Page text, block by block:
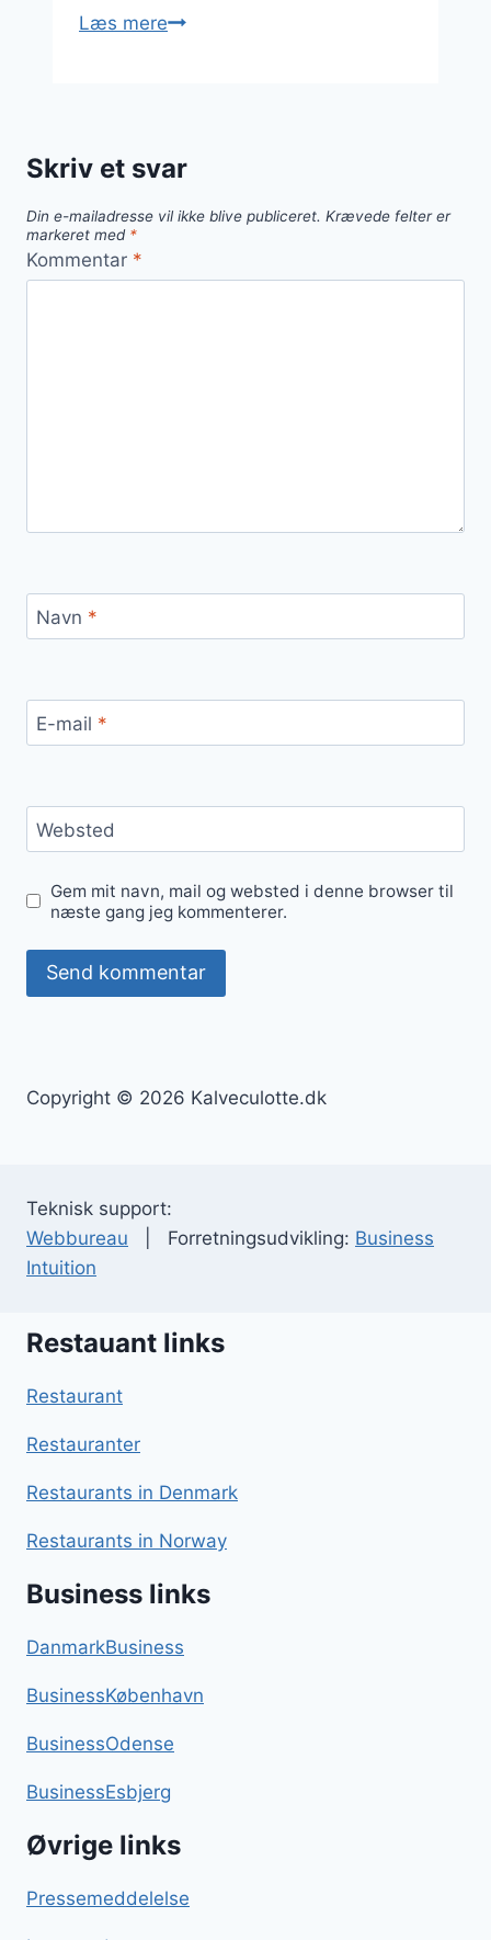
Læs mereKalveculotte
Skriv et svar
Din e-mailadresse vil ikke blive publiceret. Krævede felter er
markeret med *
Kommentar *
Navn *
E-mail *
Websted
Gem mit navn, mail og websted i denne browser til
næste gang jeg kommenterer.
Copyright © 2026 Kalveculotte.dk
Teknisk support:
Webbureau | Forretningsudvikling: Business
Intuition
Restauant links
Restaurant
Restauranter
Restaurants in Denmark
Restaurants in Norway
Business links
DanmarkBusiness
BusinessKøbenhavn
BusinessOdense
BusinessEsbjerg
Øvrige links
Pressemeddelelse